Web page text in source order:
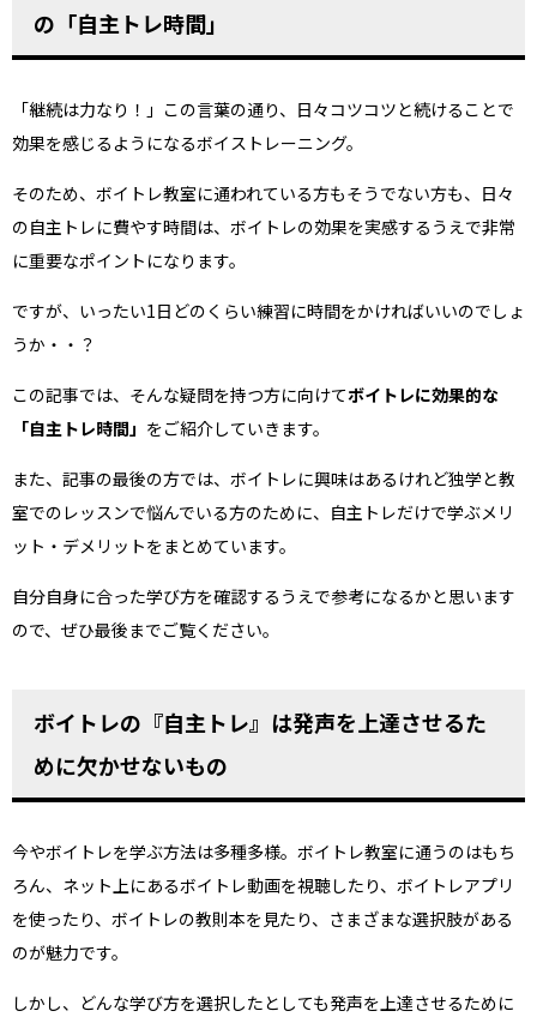
の「自主トレ時間」
「継続は力なり！」この言葉の通り、日々コツコツと続けることで
効果を感じるようになるボイストレーニング。
そのため、ボイトレ教室に通われている方もそうでない方も、日々
の自主トレに費やす時間は、ボイトレの効果を実感するうえで非常
に重要なポイントになります。
ですが、いったい1日どのくらい練習に時間をかければいいのでしょ
うか・・？
この記事では、そんな疑問を持つ方に向けてボイトレに効果的な
「自主トレ時間」 をご紹介していきます。
また、記事の最後の方では、ボイトレに興味はあるけれど独学と教
室でのレッスンで悩んでいる方のために、自主トレだけで学ぶメリ
ット・デメリットをまとめています。
自分自身に合った学び方を確認するうえで参考になるかと思います
ので、ぜひ最後までご覧ください。
ボイトレの『自主トレ』は発声を上達させるた
めに欠かせないもの
今やボイトレを学ぶ方法は多種多様。ボイトレ教室に通うのはもち
ろん、ネット上にあるボイトレ動画を視聴したり、ボイトレアプリ
を使ったり、ボイトレの教則本を見たり、さまざまな選択肢がある
のが魅力です。
しかし、どんな学び方を選択したとしても発声を上達させるために